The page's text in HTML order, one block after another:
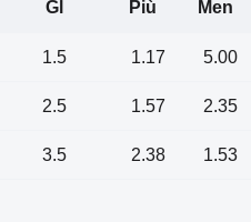
Gl Più Men
1.5 1.17 5.00
2.5 1.57 2.35
3.5 2.38 1.53